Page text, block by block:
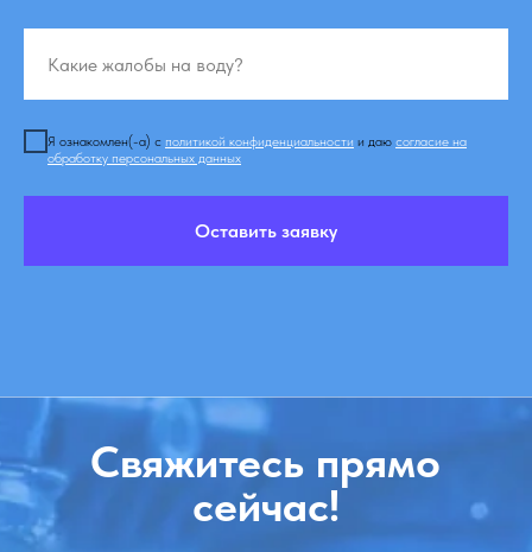
Я ознакомлен(-а) с политикой конфиденциальности и даю согласие на
обработку персональных данных
Оставить заявку
Свяжитесь прямо
сейчас!